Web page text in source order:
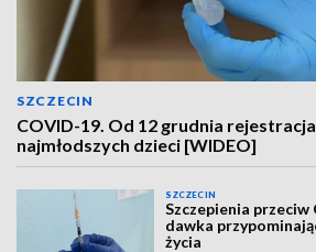
SZCZECIN
COVID-19. Od 12 grudnia
najmłodszych dzieci [WIDEO]
SZCZECIN
Szczepienia przeciw
dawka
życia